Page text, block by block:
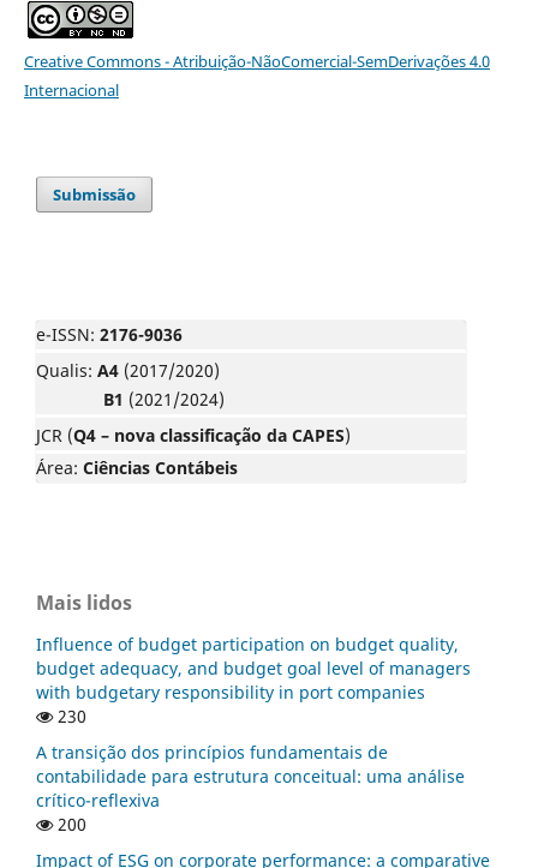
Creative Commons - Atribuição-NãoComercial-SemDerivações 4.0
Internacional
Submissão
e-ISSN: 2176-9036
Qualis: A4 (2017/2020)
B1 (2021/2024)
JCR (Q4 – nova classificação da CAPES)
Área: Ciências Contábeis
Mais lidos
Influence of budget participation on budget quality,
budget adequacy, and budget goal level of managers
with budgetary responsibility in port companies
230
A transição dos princípios fundamentais de
contabilidade para estrutura conceitual: uma análise
crítico-reflexiva
200
Impact of ESG on corporate performance: a comparative